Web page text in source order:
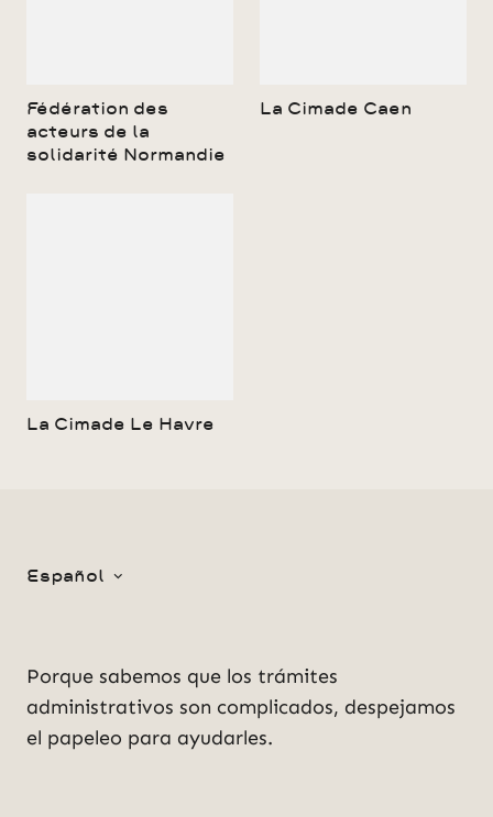
Fédération des
acteurs de la
solidarité Normandie
La Cimade Caen
La Cimade Le Havre
Español
Porque sabemos que los trámites
administrativos son complicados, despejamos
el papeleo para ayudarles.